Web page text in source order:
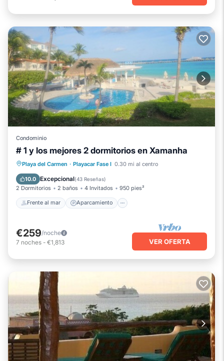
Condominio
# 1 y los mejores 2 dormitorios en Xamanha
Playa del Carmen · Playacar Fase I 0.30 mi al centro
10.0 Excepcional(43 Reseñas)
2 Dormitorios 2 baños 4 Invitados 950 pies²
Frente al mar Aparcamiento
Frente al mar Aparcamiento
Piscina
Vista al mar
€259/noche
7 noches - €1,813 VER OFERTA